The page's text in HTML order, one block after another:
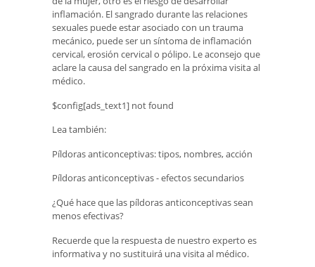
inflamación. El sangrado durante las relaciones
sexuales puede estar asociado con un trauma
mecánico, puede ser un síntoma de inflamación
cervical, erosión cervical o pólipo. Le aconsejo que
aclare la causa del sangrado en la próxima visita al
médico.
$config[ads_text1] not found
Lea también:
Píldoras anticonceptivas: tipos, nombres, acción
Píldoras anticonceptivas - efectos secundarios
¿Qué hace que las píldoras anticonceptivas sean
menos efectivas?
Recuerde que la respuesta de nuestro experto es
informativa y no sustituirá una visita al médico.